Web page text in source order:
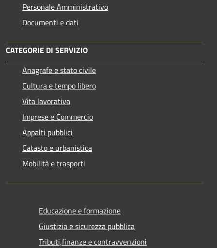
Personale Amministrativo
Documenti e dati
CATEGORIE DI SERVIZIO
Anagrafe e stato civile
Cultura e tempo libero
Vita lavorativa
Imprese e Commercio
Appalti pubblici
Catasto e urbanistica
Mobilità e trasporti
Educazione e formazione
Giustizia e sicurezza pubblica
Tributi,finanze e contravvenzioni